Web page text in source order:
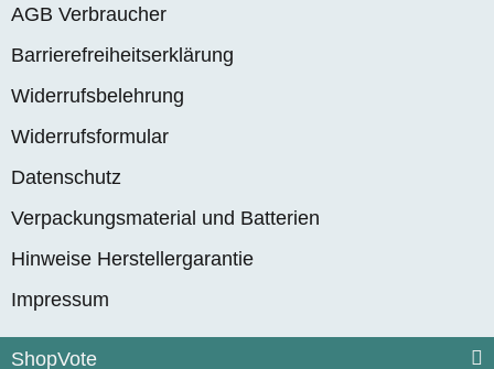
AGB Verbraucher
Barrierefreiheitserklärung
Widerrufsbelehrung
Widerrufsformular
Datenschutz
Verpackungsmaterial und Batterien
Hinweise Herstellergarantie
Impressum
ShopVote